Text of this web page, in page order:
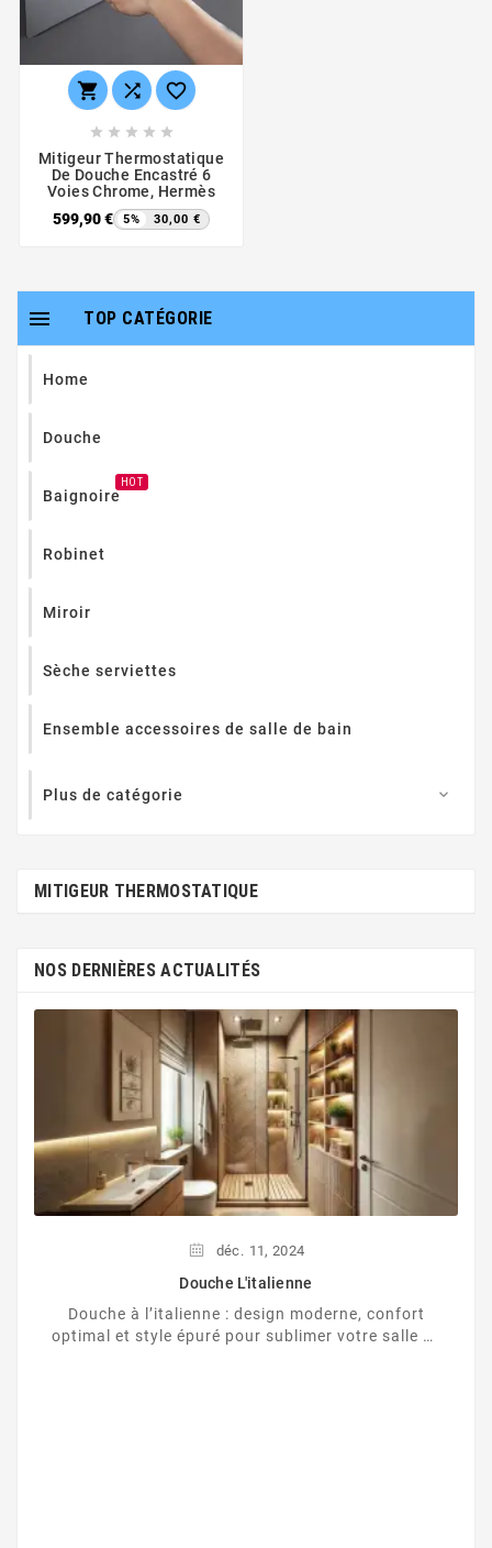
  
    
Mitigeur Thermostatique
De Douche Encastré 6
Voies Chrome, Hermès
599,90 €
5% 30,00 €
TOP CATÉGORIE

Home
Douche
Baignoire
HOT
Robinet
Miroir
Sèche serviettes
Ensemble accessoires de salle de bain
Plus de catégorie 
MITIGEUR THERMOSTATIQUE
NOS DERNIÈRES ACTUALITÉS
déc. 11, 2024
Douche L'italienne
Douche à l’italienne : design moderne, confort
optimal et style épuré pour sublimer votre salle de